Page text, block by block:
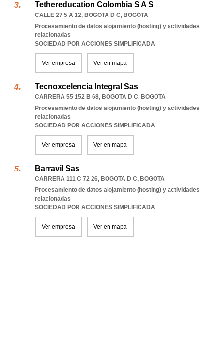
Tethereducation Colombia S A S
CALLE 27 5 A 12, BOGOTA D C, BOGOTA
Procesamiento de datos alojamiento (hosting) y actividades
relacionadas
SOCIEDAD POR ACCIONES SIMPLIFICADA
Ver empresa Ver en mapa
Tecnoxcelencia Integral Sas
CARRERA 55 152 B 68, BOGOTA D C, BOGOTA
Procesamiento de datos alojamiento (hosting) y actividades
relacionadas
SOCIEDAD POR ACCIONES SIMPLIFICADA
Ver empresa Ver en mapa
Barravil Sas
CARRERA 111 C 72 26, BOGOTA D C, BOGOTA
Procesamiento de datos alojamiento (hosting) y actividades
relacionadas
SOCIEDAD POR ACCIONES SIMPLIFICADA
Ver empresa Ver en mapa